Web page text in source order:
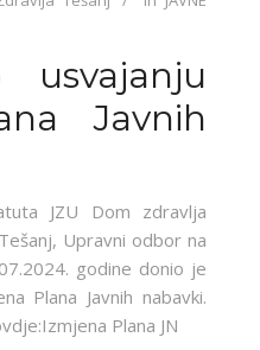
usvajanju
Javnih
JZU Dom zdravlja
Upravni odbor na
godine donio je
Plana Javnih nabavki.
Plana JN